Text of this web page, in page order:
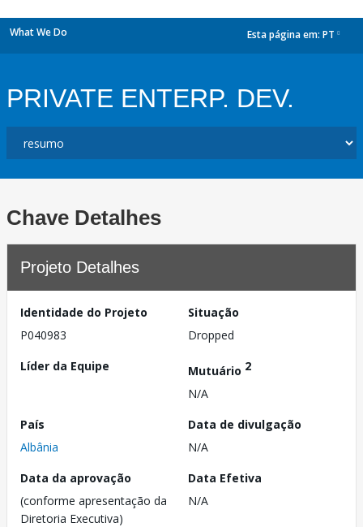
What We Do Esta página em: PT
PRIVATE ENTERP. DEV.
Chave Detalhes
Projeto Detalhes
Identidade do Projeto
P040983
Situação
Dropped
Líder da Equipe
Mutuário 2
N/A
País
Albânia
Data de divulgação
N/A
Data da aprovação
(conforme apresentação da
Diretoria Executiva)
Data Efetiva
N/A